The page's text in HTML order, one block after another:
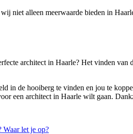
niet alleen meerwaarde bieden in
architect in Haarle? Het vinden
in de hooiberg te vinden en jou te
een architect in Haarle wilt gaan.
Waar let je op?